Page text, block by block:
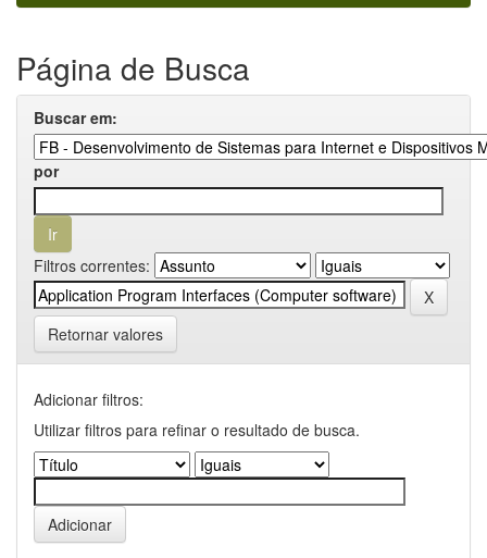
Página de Busca
Buscar em:
por
Filtros correntes:
Retornar valores
Adicionar filtros:
Utilizar filtros para refinar o resultado de busca.